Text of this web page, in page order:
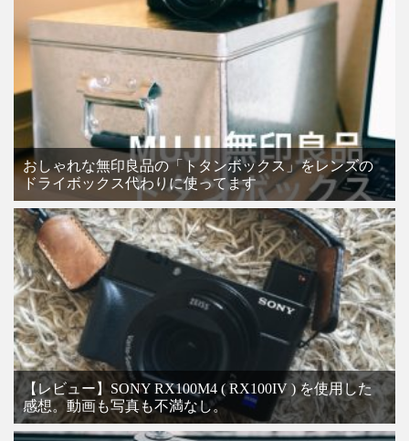
おしゃれな無印良品の「トタンボックス」をレンズの
ドライボックス代わりに使ってます
【レビュー】SONY RX100M4 ( RX100IV ) を使用した
感想。動画も写真も不満なし。